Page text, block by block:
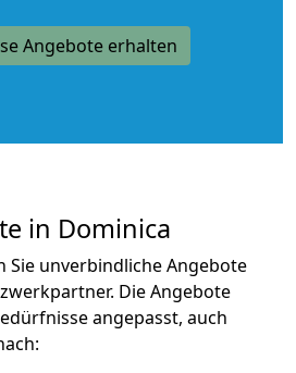
Angebote erhalten
in Dominica
Sie unverbindliche Angebote
Die Angebote
angepasst, auch